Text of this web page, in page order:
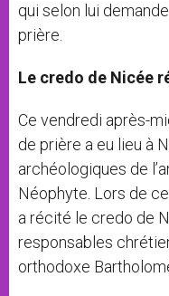
qui selon lui
prière.
Le credo de Nicée
Ce vendredi après-
de prière a eu lieu à
archéologiques de
Néophyte. Lors de
a récité le credo de
responsables
orthodoxe